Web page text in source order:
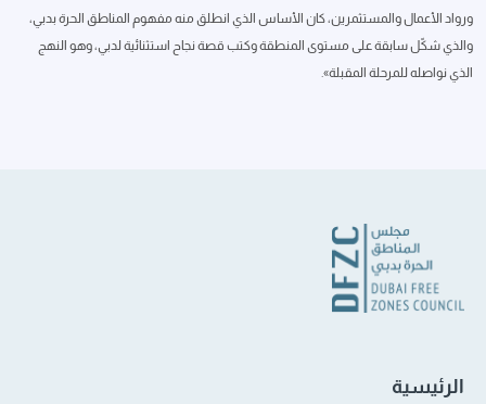
ورواد الأعمال والمستثمرين، كان الأساس الذي انطلق منه مفهوم المناطق الحرة بدبي،
والذي شكّل سابقة على مستوى المنطقة وكتب قصة نجاح استثنائية لدبي، وهو النهج
الذي نواصله للمرحلة المقبلة».
الرئيسية